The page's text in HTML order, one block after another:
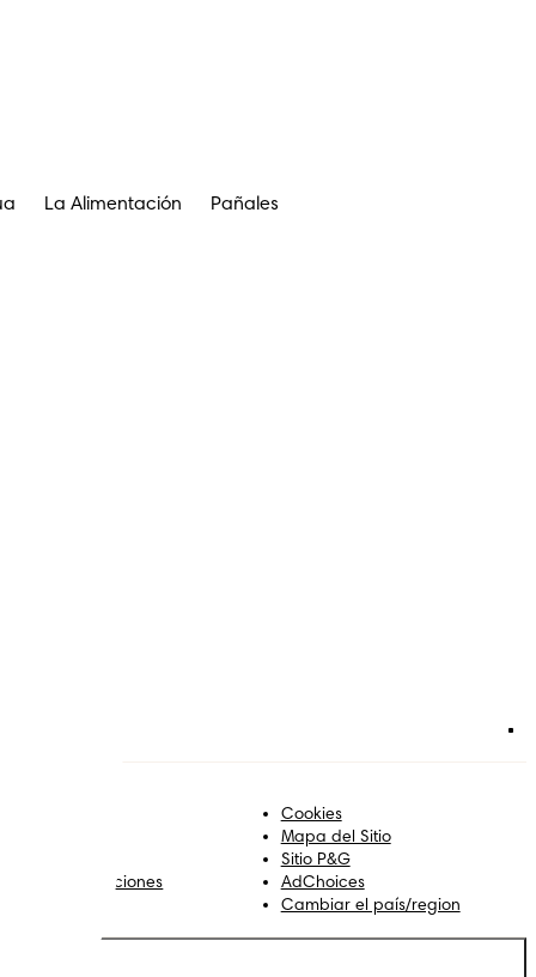
La Alimentación Pañales
y condiciones
Cookies
Mapa del Sitio
Sitio P&G
AdChoices
Cambiar el país/region